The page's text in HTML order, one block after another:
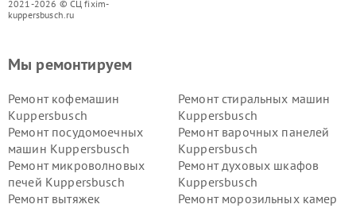
2021-2026 © СЦ fixim-
kuppersbusch.ru
Мы ремонтируем
Ремонт кофемашин
Kuppersbusch
Ремонт стиральных машин
Kuppersbusch
Ремонт посудомоечных
машин Kuppersbusch
Ремонт варочных панелей
Kuppersbusch
Ремонт микроволновых
печей Kuppersbusch
Ремонт духовых шкафов
Kuppersbusch
Ремонт вытяжек
Ремонт морозильных камер